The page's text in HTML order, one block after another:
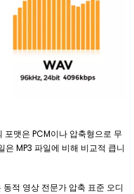
맷은 PCM이나 압축형으로 무
MP3 파일에 비해 비교적 큽니
적 영상 전문가 압축 표준 오디